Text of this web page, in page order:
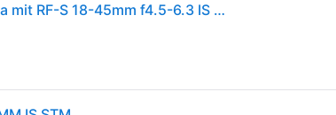
Canon EOS R100 Systemkamera mit RF-S 18-45mm f4.5-6.3 IS STM Objektiv; Systemkamera Set - Schwarz